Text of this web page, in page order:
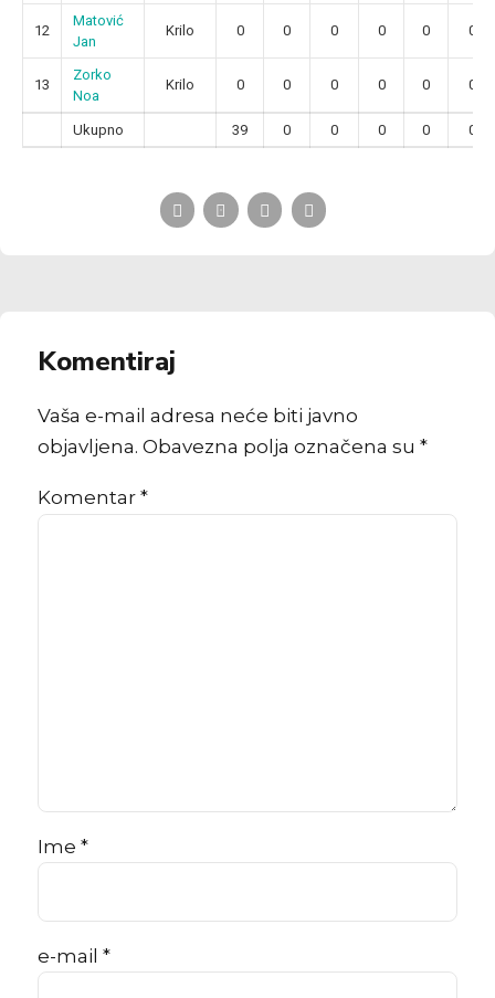
12
Matović
Jan
Krilo 0 0 0 0 0 0
13
Zorko
Noa
Krilo 0 0 0 0 0 0
Ukupno 39 0 0 0 0 0
Komentiraj
Vaša e-mail adresa neće biti javno
objavljena. Obavezna polja označena su *
Komentar *
Ime *
e-mail *